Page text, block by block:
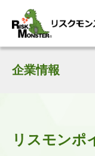
サービス紹介
選ばれる理由
知る・学ぶ
導入事例
企業情報
採用情報
IR情報
お問い合わせ
企業情報
リスモンポ